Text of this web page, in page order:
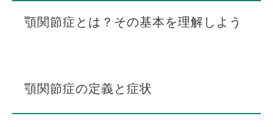
顎関節症とは？その基本を理解しよう
顎関節症の定義と症状